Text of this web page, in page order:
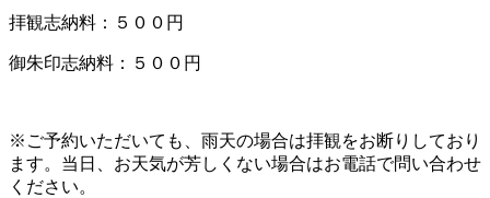
拝観志納料：５００円
御朱印志納料：５００円
※ご予約いただいても、雨天の場合は拝観をお断りしており
ます。当日、お天気が芳しくない場合はお電話で問い合わせ
ください。